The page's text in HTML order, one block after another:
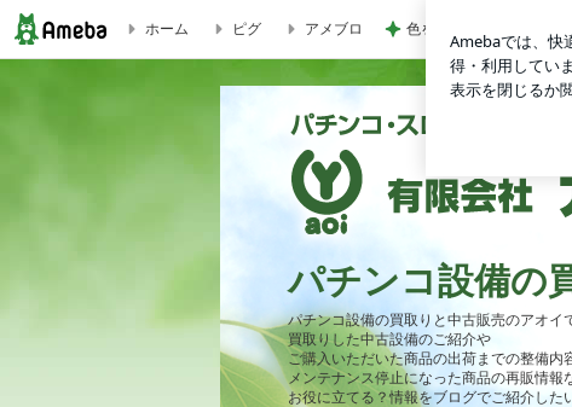
QUAREA SEED 入荷です(動画有) | パチンコ設備の買取り販売
ホーム ピグ アメブロ 色を意識した60代の大人
パチンコ設備の
パチンコ設備の買取りと中古販売のアオイ
買取りした中古設備のご紹介や
ご購入いただいた商品の出荷までの整備内
メンテナンス停止になった商品の再販情報
お役に立てる？情報をブログでご紹介した